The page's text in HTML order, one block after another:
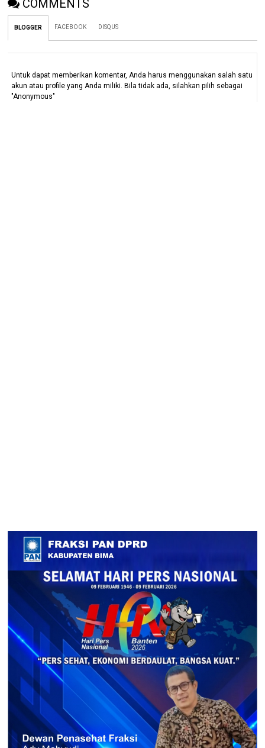
COMMENTS
BLOGGER FACEBOOK DISQUS
Untuk dapat memberikan komentar, Anda harus menggunakan salah satu
akun atau profile yang Anda miliki. Bila tidak ada, silahkan pilih sebagai
"Anonymous"